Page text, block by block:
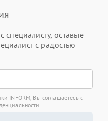
специалисту, оставьте
с радостью
INFORM, Вы соглашаетесь с